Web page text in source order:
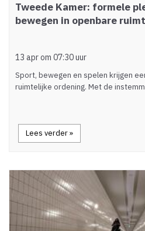
Tweede Kamer: formele
bewegen in openbare
13 apr om 07:30 uur
Sport, bewegen en spelen krijgen
ruimtelijke ordening. Met de
Lees verder »